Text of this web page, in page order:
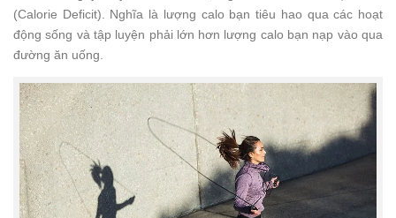
(Calorie Deficit). Nghĩa là lượng calo bạn tiêu hao qua các hoạt
động sống và tập luyện phải lớn hơn lượng calo bạn nạp vào qua
đường ăn uống.